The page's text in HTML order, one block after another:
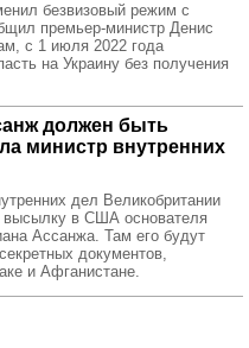
безвизовый режим с
премьер-министр Денис
с 1 июля 2022 года
на Украину без получения
должен быть
министр внутренних
дел Великобритании
высылку в США основателя
Ассанжа. Там его будут
документов,
и Афганистане.